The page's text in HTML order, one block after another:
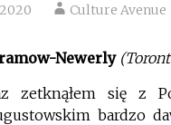
Culture Avenue
Newerly
zetknąłem się z
bardzo